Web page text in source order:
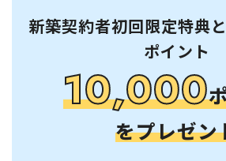
新築契約者初回限定特典
ポイント
10,000
をプレゼン